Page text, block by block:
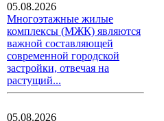
05.08.2026
Многоэтажные жилые
комплексы (МЖК) являются
важной составляющей
современной городской
застройки, отвечая на
растущий...
05.08.2026